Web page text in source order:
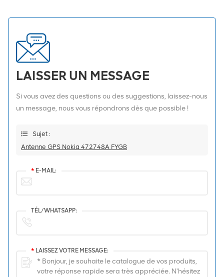
LAISSER UN MESSAGE
Si vous avez des questions ou des suggestions, laissez-nous
un message, nous vous répondrons dès que possible !
Sujet :
Antenne GPS Nokia 472748A FYGB
* E-MAIL:
TÉL/WHATSAPP:
* LAISSEZ VOTRE MESSAGE: